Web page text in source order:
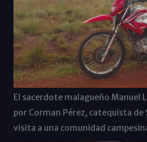
El sacerdote malagueño Manuel
por Corman Pérez, catequista de
visita a una comunidad